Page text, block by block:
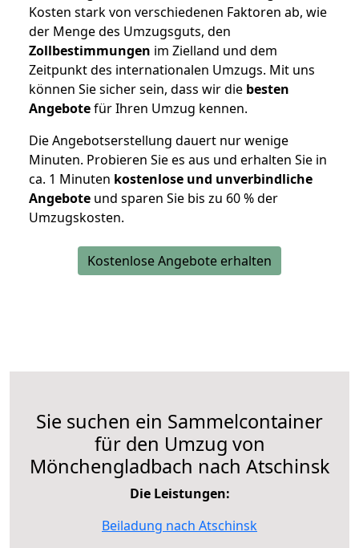
Kosten stark von verschiedenen Faktoren ab, wie
der Menge des Umzugsguts, den
Zollbestimmungen im Zielland und dem
Zeitpunkt des internationalen Umzugs. Mit uns
können Sie sicher sein, dass wir die besten
Angebotefür Ihren Umzug kennen.
Die Angebotserstellung dauert nur wenige
Minuten. Probieren Sie es aus und erhalten Sie in
ca. 1 Minuten kostenlose und unverbindliche
Angebote und sparen Sie bis zu 60 % der
Umzugskosten.
Kostenlose Angebote erhalten
Sie suchen ein Sammelcontainer
für den Umzug von
Mönchengladbach nach Atschinsk
Die Leistungen:
Beiladung nach Atschinsk